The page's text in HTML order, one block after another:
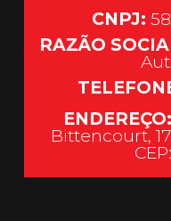
CNPJ:
RAZÃO
ENDEREÇO:
Bittencourt,